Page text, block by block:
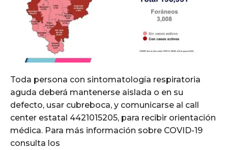
Toda persona con sintomatología respiratoria
aguda deberá mantenerse aislada o en su
defecto, usar cubreboca, y comunicarse al call
center estatal 4421015205, para recibir orientación
médica. Para más información sobre COVID-19
consulta los